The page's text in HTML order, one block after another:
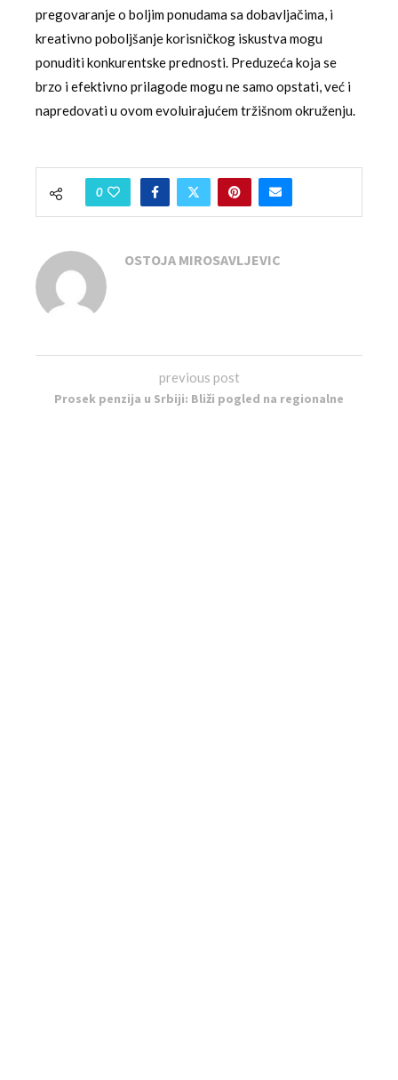
pregovaranje o boljim ponudama sa dobavljačima, i
kreativno poboljšanje korisničkog iskustva mogu
ponuditi konkurentske prednosti. Preduzeća koja se
brzo i efektivno prilagode mogu ne samo opstati, već i
napredovati u ovom evoluirajućem tržišnom okruženju.
0
OSTOJA MIROSAVLJEVIC
previous post
Prosek penzija u Srbiji: Bliži pogled na regionalne